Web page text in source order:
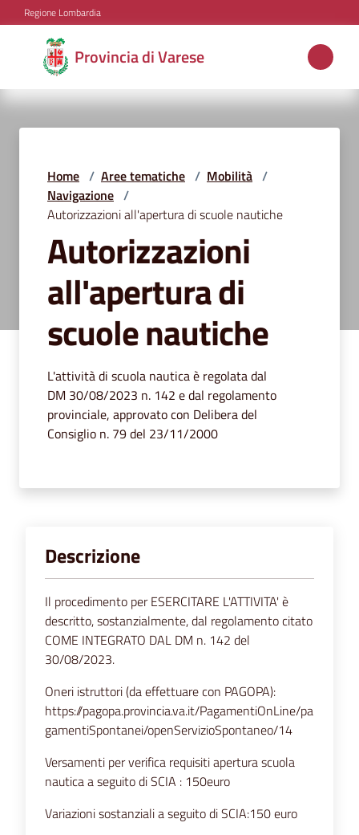
Vai al contenuto
Vai alla navigazione
Vai al footer
Regione Lombardia
Provincia di Varese
Provincia
di
Varese
Aree
tematiche
Amministrazione
News
Home / Aree tematiche / Mobilità /
Navigazione /
Autorizzazioni all'apertura di scuole nautiche
Autorizzazioni
all'apertura di
scuole nautiche
L'attività di scuola nautica è regolata dal
DM 30/08/2023 n. 142 e dal regolamento
provinciale, approvato con Delibera del
Consiglio n. 79 del 23/11/2000
Descrizione
Il procedimento per ESERCITARE L'ATTIVITA' è
descritto, sostanzialmente, dal regolamento citato
COME INTEGRATO DAL DM n. 142 del
30/08/2023.
Oneri istruttori (da effettuare con PAGOPA):
https://pagopa.provincia.va.it/PagamentiOnLine/pa
gamentiSpontanei/openServizioSpontaneo/14
Versamenti per verifica requisiti apertura scuola
nautica a seguito di SCIA : 150euro
Variazioni sostanziali a seguito di SCIA:150 euro